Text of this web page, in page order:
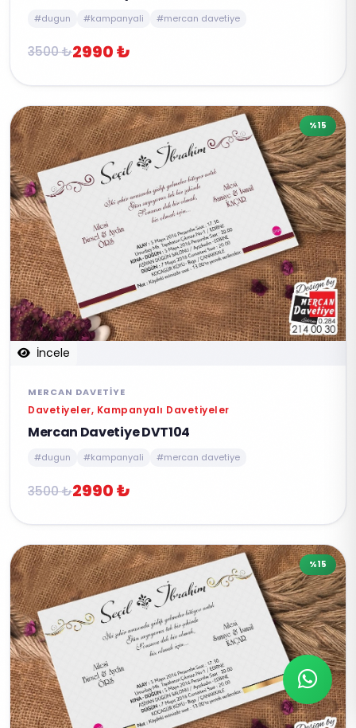
#dugun #kampanyali #mercan davetiye
3500 ₺2990 ₺
İncele
%15
MERCAN DAVETIYE
Davetiyeler, Kampanyalı Davetiyeler
Mercan Davetiye DVT104
#dugun #kampanyali #mercan davetiye
3500 ₺2990 ₺
%15